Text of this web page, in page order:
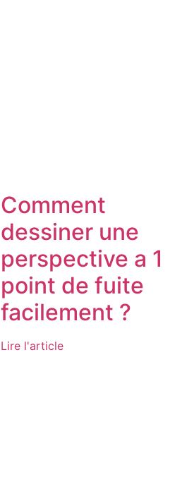
Comment
dessiner une
perspective a 1
point de fuite
facilement ?​
Lire l'article